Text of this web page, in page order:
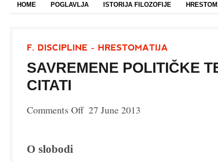
HOME POGLAVLJA ISTORIJA FILOZOFIJE
SAVREMENE POLITIČKE
CITATI
Comments Offon27 June 2013
O slobodi